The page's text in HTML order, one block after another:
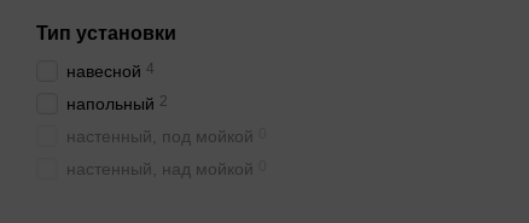
Тип установки
навесной 4
напольный 2
настенный, под мойкой
настенный, над мойкой